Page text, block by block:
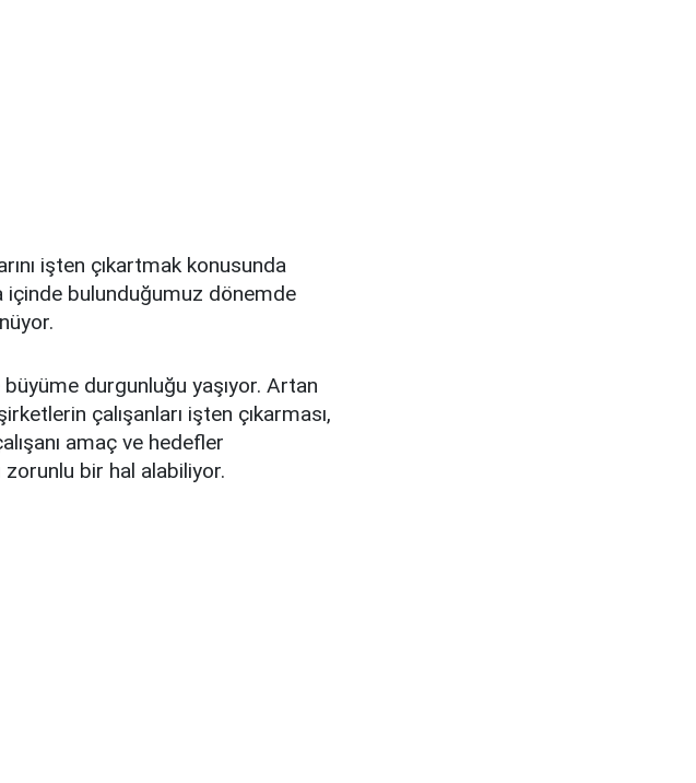
işten çıkartmak konusunda
içinde bulunduğumuz dönemde
durgunluğu yaşıyor. Artan
çalışanları işten çıkarması,
amaç ve hedefler
bir hal alabiliyor.